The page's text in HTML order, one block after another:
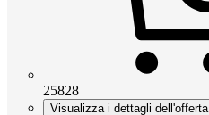
25828
Visualizza i dettagli dell'offerta